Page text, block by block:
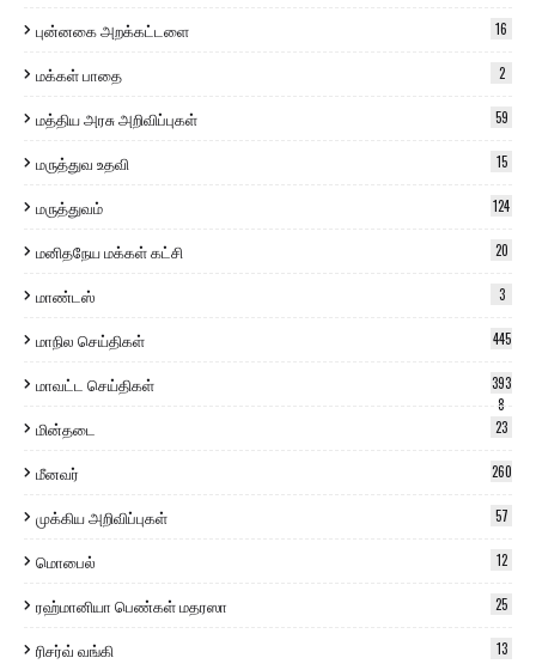
புன்னகை அறக்கட்டளை 16
மக்கள் பாதை 2
மத்திய அரசு அறிவிப்புகள் 59
மருத்துவ உதவி 15
மருத்துவம் 124
மனிதநேய மக்கள் கட்சி 20
மாண்டஸ் 3
மாநில செய்திகள் 445
மாவட்ட செய்திகள்
393
8
மின்தடை 23
மீனவர் 260
முக்கிய அறிவிப்புகள் 57
மொபைல் 12
ரஹ்மானியா பெண்கள் மதரஸா 25
ரிசர்வ் வங்கி 13